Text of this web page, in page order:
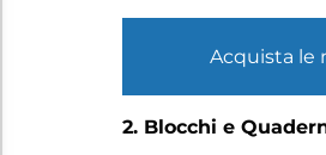
Acquista le
2. Blocchi e